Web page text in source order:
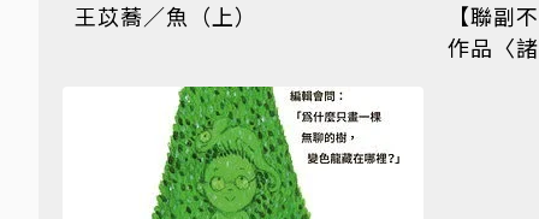
王苡蕎／魚（上）
【聯副
作品〈